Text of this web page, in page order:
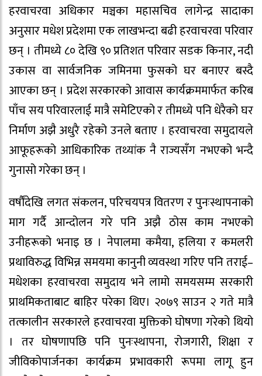
हरवाचरवा अधिकार मञ्चका महासचिव लागेन्द्र सादाका
अनुसार मधेश प्रदेशमा एक लाखभन्दा बढी हरवाचरवा परिवार
छन् । तीमध्ये ८० देखि ९० प्रतिशत परिवार सडक किनार, नदी
उकास वा सार्वजनिक जमिनमा फुसको घर बनाएर बस्दै
आएका छन् । प्रदेश सरकारको आवास कार्यक्रममार्फत करिब
पाँच सय परिवारलाई मात्रै समेटिएको र तीमध्ये पनि धेरैको घर
निर्माण अझै अधुरै रहेको उनले बताए । हरवाचरवा समुदायले
आफूहरूको आधिकारिक तथ्यांक नै राज्यसँग नभएको भन्दै
गुनासो गरेका छन् ।
वर्षौंदेखि लगत संकलन, परिचयपत्र वितरण र पुनःस्थापनाको
माग गर्दै आन्दोलन गरे पनि अझै ठोस काम नभएको
उनीहरूको भनाइ छ । नेपालमा कमैया, हलिया र कमलरी
प्रथाविरुद्ध विभिन्न समयमा कानुनी व्यवस्था गरिए पनि तराई–
मधेशका हरवाचरवा समुदाय भने लामो समयसम्म सरकारी
प्राथमिकताबाट बाहिर परेका थिए। २०७९ साउन २ गते मात्रै
तत्कालीन सरकारले हरवाचरवा मुक्तिको घोषणा गरेको थियो
। तर घोषणापछि पनि पुनःस्थापना, रोजगारी, शिक्षा र
जीविकोपार्जनका कार्यक्रम प्रभावकारी रूपमा लागू हुन